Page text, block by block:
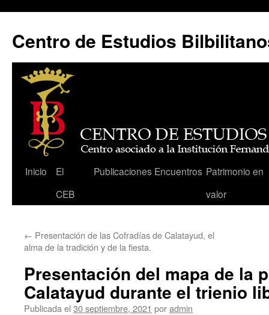
Centro de Estudios
Saltar
Inicio
El
CEB
Publicaciones Encuentros Patrimonio en
valor
← Presentación de las Cofradías de Calatayud, el
alma de la tradición y de la fiesta.
Presentación del mapa de la
Calatayud durante el trienio
Publicada el 30 septiembre, 2021 poradmin